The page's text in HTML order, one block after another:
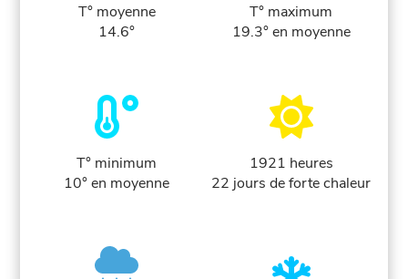
T° moyenne
14.6°
T° maximum
19.3° en moyenne
T° minimum
10° en moyenne
1921 heures
22 jours de forte chaleur